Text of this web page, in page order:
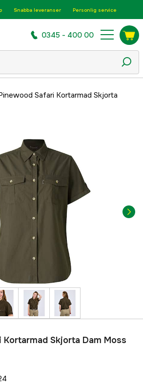
Snabba leveranser Personlig service
0345 - 400 00
Safari Kortarmad Skjorta
Skjorta Dam Moss